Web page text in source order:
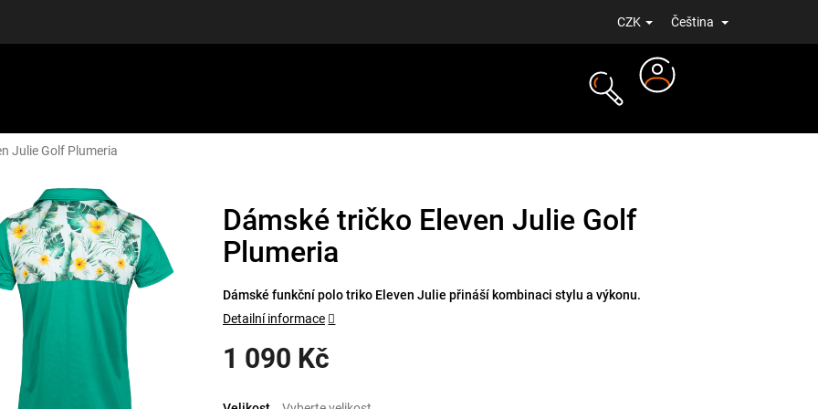
CZK Čeština
Julie Golf Plumeria
Dámské tričko Eleven Julie Golf
Plumeria
1 090 Kč
Dámské funkční polo triko Eleven Julie přináší kombinaci stylu a výkonu.
Detailní informace